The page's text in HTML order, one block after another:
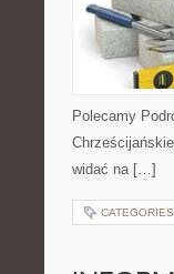
Polecamy
widać na […]